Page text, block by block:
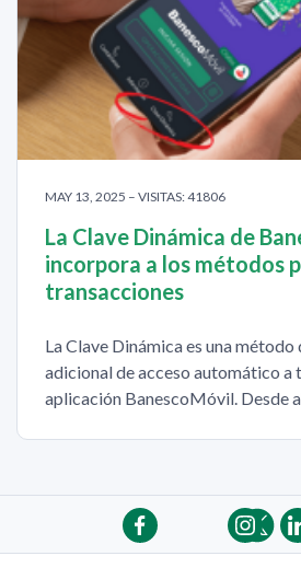
MAY 13, 2025 – VISITAS: 41806
La Clave Dinámica de
incorpora a los métodos
transacciones
La Clave Dinámica es una
adicional de acceso automático a
aplicación BanescoMóvil. Desde